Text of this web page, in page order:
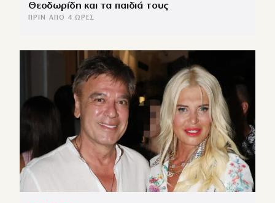
Θεοδωρίδη και τα παιδιά τους
ΠΡΙΝ ΑΠΌ 4 ΏΡΕΣ